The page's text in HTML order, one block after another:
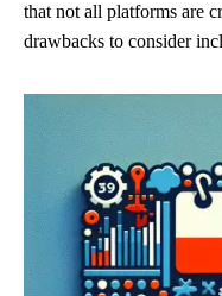
that not all platforms are
drawbacks to consider